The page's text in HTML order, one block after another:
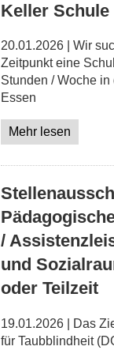
Keller Schule
20.01.2026 | Wir
Zeitpunkt eine
Stunden / Woche
Essen
Mehr lesen
/
und
oder Teilzeit
19.01.2026 | Das
für Taubblindheit